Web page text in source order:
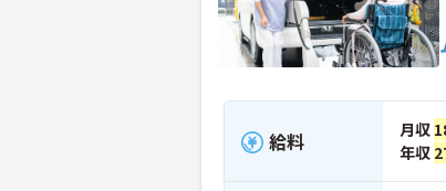
給料 月収
年収